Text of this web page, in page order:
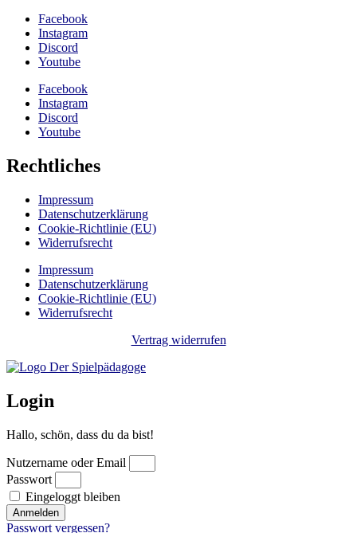
Facebook
Instagram
Discord
Youtube
Facebook
Instagram
Discord
Youtube
Rechtliches
Impressum
Datenschutzerklärung
Cookie-Richtlinie (EU)
Widerrufsrecht
Impressum
Datenschutzerklärung
Cookie-Richtlinie (EU)
Widerrufsrecht
Vertrag widerrufen
Login
Hallo, schön, dass du da bist!
Nutzername oder Email
Passwort
Eingeloggt bleiben
Anmelden
Passwort vergessen?